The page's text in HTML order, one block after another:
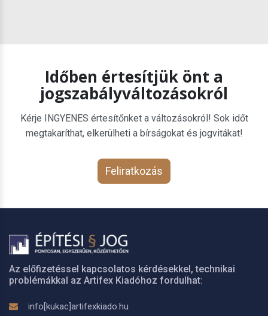
Időben értesítjük önt a
jogszabályváltozásokról
Kérje INGYENES értesítőnket a változásokról! Sok időt
megtakaríthat, elkerülheti a bírságokat és jogvitákat!
Feliratkozás
Az előfizetéssel kapcsolatos kérdésekkel, technikai
problémákkal az Artifex Kiadóhoz fordulhat:
info[kukac]artifexkiado.hu